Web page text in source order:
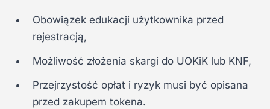
Obowiązek edukacji użytkownika przed
rejestracją,
Możliwość złożenia skargi do UOKiK lub KNF,
Przejrzystość opłat i ryzyk musi być opisana
przed zakupem tokena.